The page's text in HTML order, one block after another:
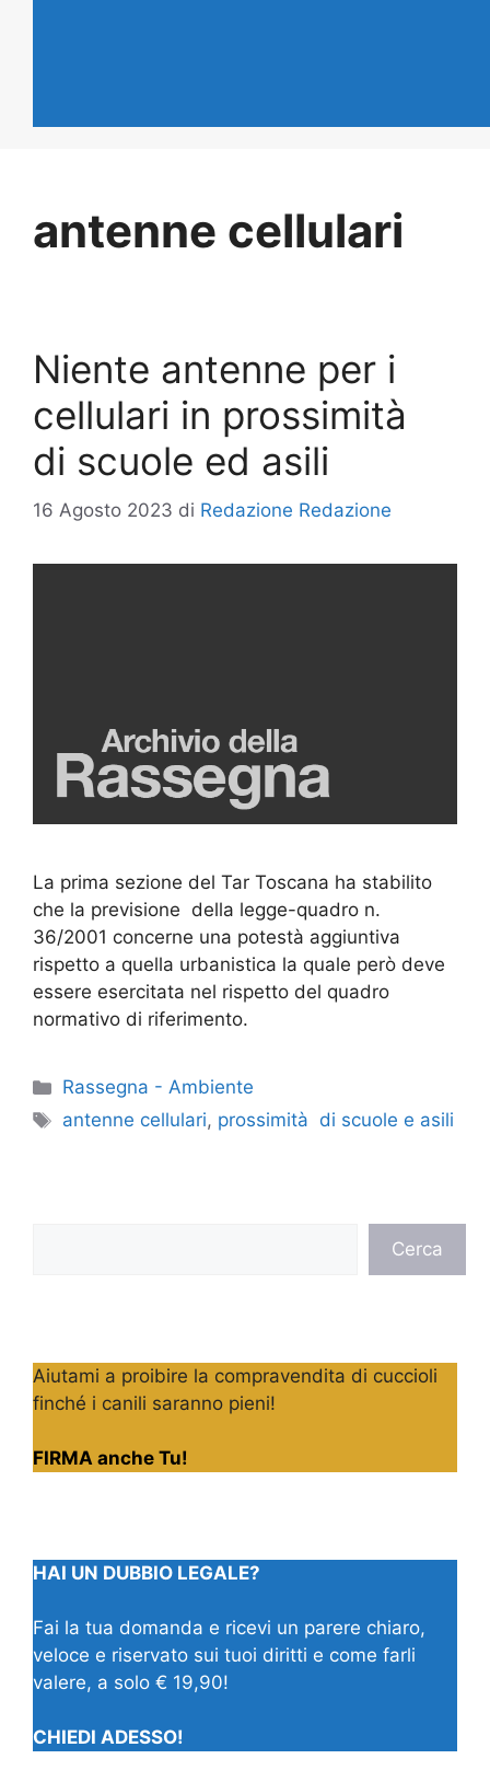
antenne cellulari
Niente antenne per i
cellulari in prossimità
di scuole ed asili
16 Agosto 2023 di Redazione Redazione
La prima sezione del Tar Toscana ha stabilito
che la previsione della legge-quadro n.
36/2001 concerne una potestà aggiuntiva
rispetto a quella urbanistica la quale però deve
essere esercitata nel rispetto del quadro
normativo di riferimento.
Categorie
Rassegna - Ambiente
Tag
antenne cellulari, prossimità di scuole e asili
Cerca
Aiutami a proibire la compravendita di cuccioli
finché i canili saranno pieni!
FIRMA anche Tu!
HAI UN DUBBIO LEGALE?
Fai la tua domanda e ricevi un parere chiaro,
veloce e riservato sui tuoi diritti e come farli
valere, a solo € 19,90!
CHIEDI ADESSO!